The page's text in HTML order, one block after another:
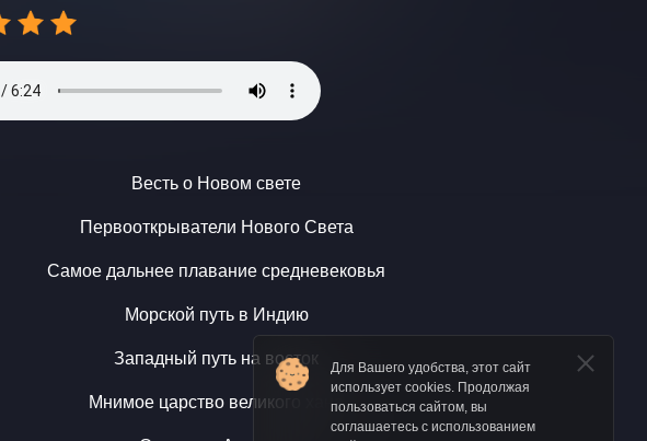
Весть о Новом свете
Первооткрыватели Нового Света
Самое дальнее плавание средневековья
Морской путь в Индию
Западный путь на восток
Мнимое царство великого хана
Для Вашего удобства, этот сайт
использует cookies. Продолжая
пользоваться сайтом, вы
соглашаетесь с использованием